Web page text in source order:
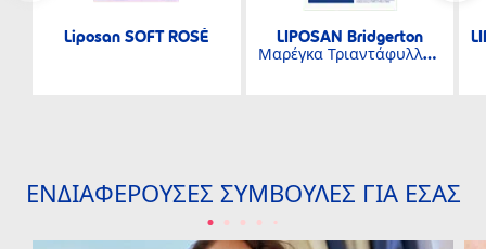
Liposan SOFT ROSÉ
LIPOSAN Bridgerton
Μαρέγκα Τριαντάφυλλο -
ΕΝΔΙΑΦΈΡΟΥΣΕΣ ΣΥΜΒΟΥΛΈΣ ΓΙΑ ΕΣΆΣ